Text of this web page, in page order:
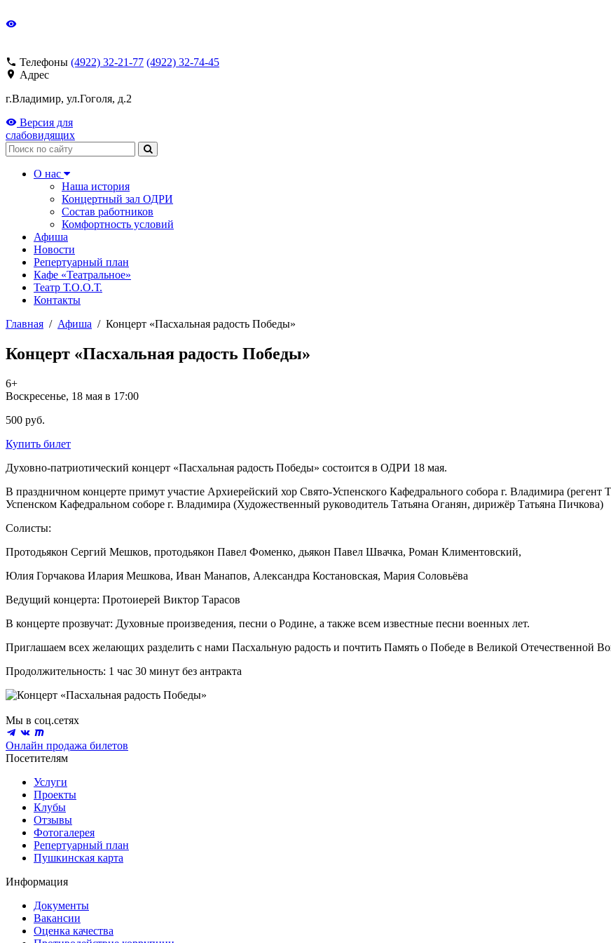
Телефоны (4922) 32-21-77 (4922) 32-74-45
Адрес
г.Владимир, ул.Гоголя, д.2
Версия для
слабовидящих
Поиск
О нас
Наша история
Концертный зал ОДРИ
Состав работников
Комфортность условий
Афиша
Новости
Репертуарный план
Кафе «Театральное»
Театр Т.О.О.Т.
Контакты
Главная / Афиша / Концерт «Пасхальная радость Победы»
Концерт «Пасхальная радость Победы»
6+
Воскресенье, 18 мая в 17:00
500 руб.
Купить билет
Духовно-патриотический концерт «Пасхальная радость Победы» состоится в ОДРИ 18 мая.
В праздничном концерте примут участие Архиерейский хор Свято-Успенского Кафедрального собора г. Владимира
Успенском Кафедральном соборе г. Владимира (Художественный руководитель Татьяна Оганян, дирижёр Татьяна Пичкова)
Солисты:
Протодьякон Сергий Мешков, протодьякон Павел Фоменко, дьякон Павел Швачка, Роман Климентовский,
Юлия Горчакова Илария Мешкова, Иван Манапов, Александра Костановская, Мария Соловьёва
Ведущий концерта: Протоиерей Виктор Тарасов
В концерте прозвучат: Духовные произведения, песни о Родине, а также всем известные песни военных лет.
Приглашаем всех желающих разделить с нами Пасхальную радость и почтить Память о Победе в Великой Отечественной
Продолжительность: 1 час 30 минут без антракта
Мы в соц.сетях
Онлайн продажа билетов
Посетителям
Услуги
Проекты
Клубы
Отзывы
Фотогалерея
Репертуарный план
Пушкинская карта
Информация
Документы
Вакансии
Оценка качества